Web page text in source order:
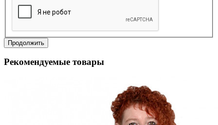
Продолжить
Рекомендуемые товары